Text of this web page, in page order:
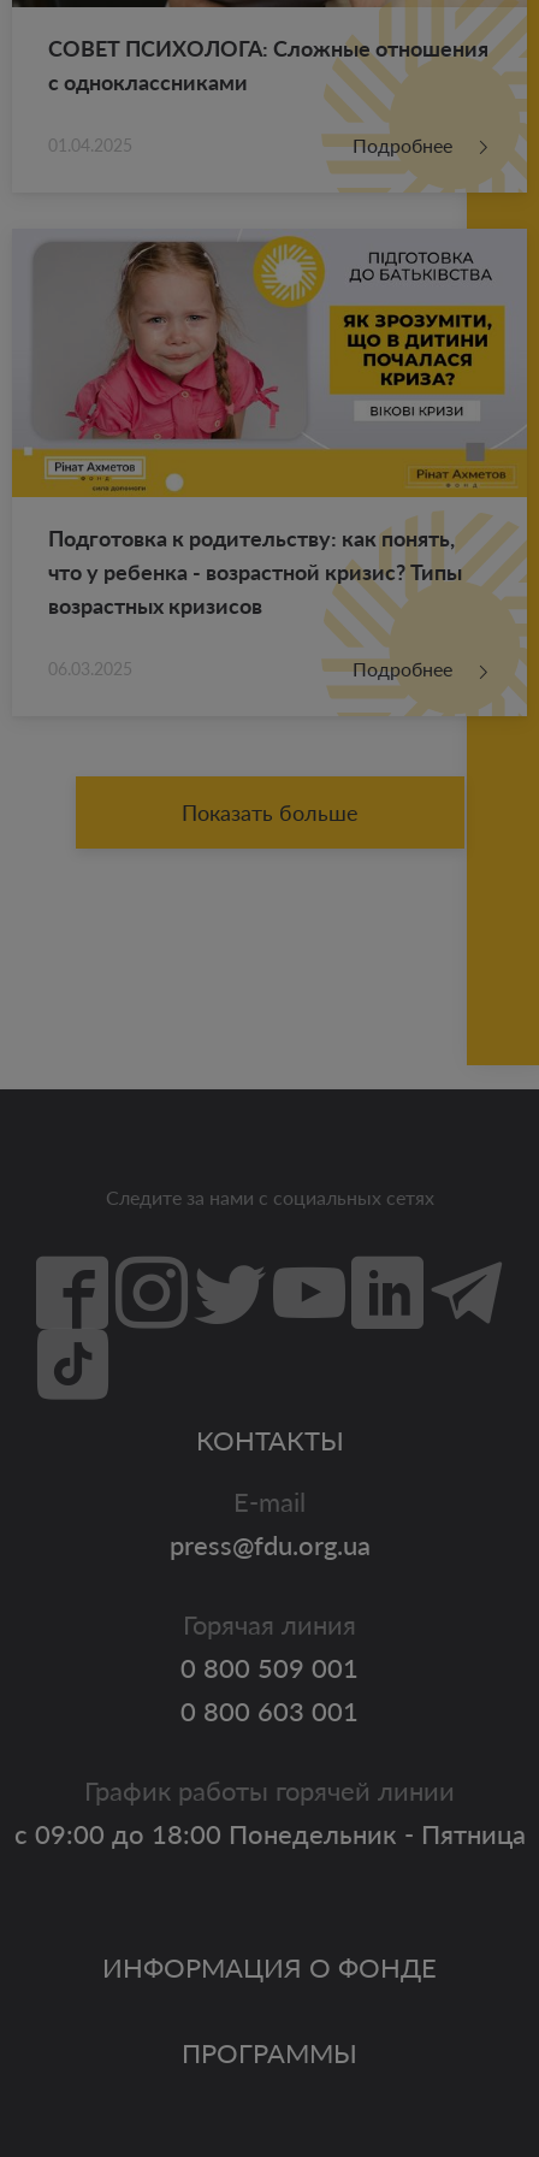
СОВЕТ ПСИ­ХО­ЛО­ГА: Слож­ные от­но­ше­ния
с од­но­класс­ни­ка­ми
01.04.2025 Подробнее
Под­го­тов­ка к ро­ди­тель­ству: как по­нять,
что у ре­бен­ка - воз­раст­ной кри­зис? Типы
воз­раст­ных кри­зи­сов
06.03.2025 Подробнее
Показать больше
Следите за нами с социальных сетях
ИНФОРМАЦИЯ О ФОНДЕ
ПРОГРАММЫ
КОНТАКТЫ
E-mail
press@fdu.org.ua
Горячая линия
0 800 509 001
0 800 603 001
График работы горячей линии
с 09:00 до 18:00 Понедельник - Пятница